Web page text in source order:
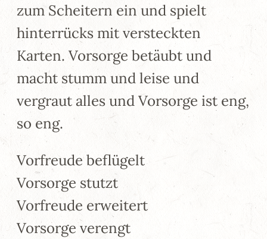
zum Scheitern ein und spielt
hinterrücks mit versteckten
Karten. Vorsorge betäubt und
macht stumm und leise und
vergraut alles und Vorsorge ist eng,
so eng.
Vorfreude beflügelt
Vorsorge stutzt
Vorfreude erweitert
Vorsorge verengt